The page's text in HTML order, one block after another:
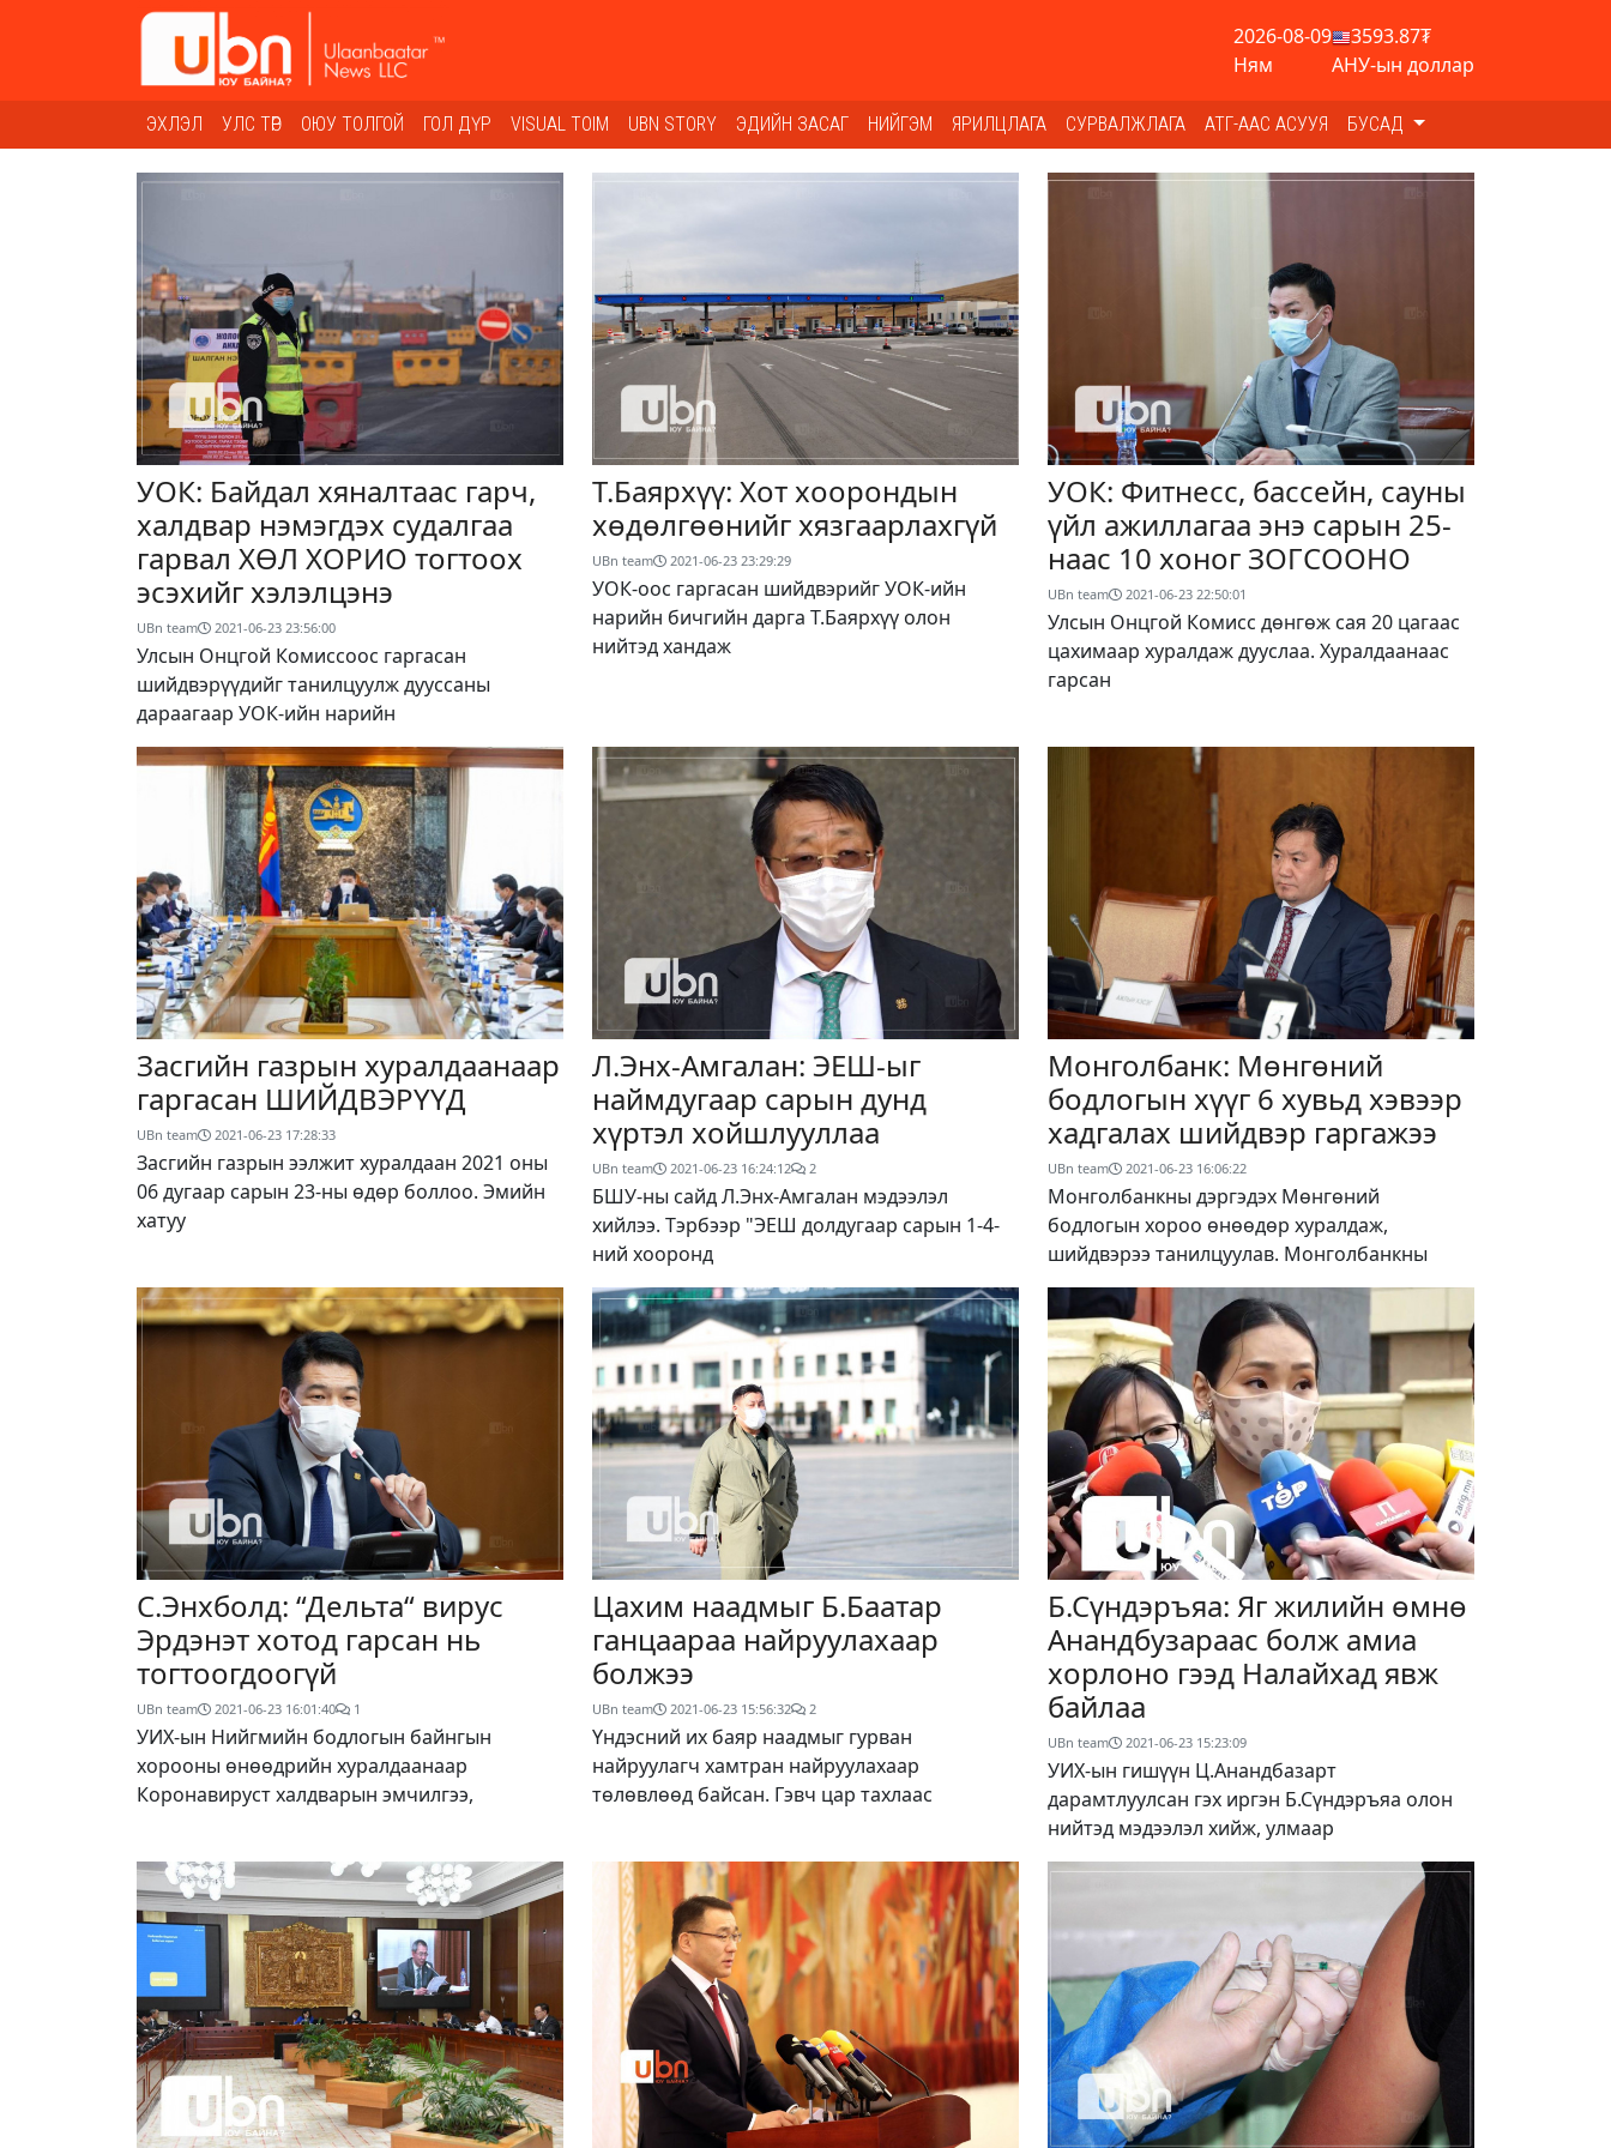
2026-08-09
Ням
3593.87₮
АНУ-ын доллар
ЭХЛЭЛ УЛС ТӨР ОЮУ ТОЛГОЙ ГОЛ ДҮР VISUAL TOIM UBN STORY ЭДИЙН ЗАСАГ НИЙГЭМ ЯРИЛЦЛАГА СУРВАЛЖЛАГА АТГ-ААС АСУУЯ БУСАД
УОК: Байдал хяналтаас гарч,
халдвар нэмэгдэх судалгаа
гарвал ХӨЛ ХОРИО тогтоох
эсэхийг хэлэлцэнэ
UBn team 2021-06-23 23:56:00
Улсын Онцгой Комиссоос гаргасан
шийдвэрүүдийг танилцуулж дууссаны
дараагаар УОК-ийн нарийн
Т.Баярхүү: Хот хоорондын
хөдөлгөөнийг хязгаарлахгүй
UBn team 2021-06-23 23:29:29
УОК-оос гаргасан шийдвэрийг УОК-ийн
нарийн бичгийн дарга Т.Баярхүү олон
нийтэд хандаж
УОК: Фитнесс, бассейн, сауны
үйл ажиллагаа энэ сарын 25-
наас 10 хоног ЗОГСООНО
UBn team 2021-06-23 22:50:01
Улсын Онцгой Комисс дөнгөж сая 20 цагаас
цахимаар хуралдаж дууслаа. Хуралдаанаас
гарсан
Засгийн газрын хуралдаанаар
гаргасан ШИЙДВЭРҮҮД
UBn team 2021-06-23 17:28:33
Засгийн газрын ээлжит хуралдаан 2021 оны
06 дугаар сарын 23-ны өдөр боллоо. Эмийн
хатуу
Л.Энх-Амгалан: ЭЕШ-ыг
наймдугаар сарын дунд
хүртэл хойшлууллаа
UBn team 2021-06-23 16:24:12 2
БШУ-ны сайд Л.Энх-Амгалан мэдээлэл
хийлээ. Тэрбээр "ЭЕШ долдугаар сарын 1-4-
ний хооронд
Монголбанк: Мөнгөний
бодлогын хүүг 6 хувьд хэвээр
хадгалах шийдвэр гаргажээ
UBn team 2021-06-23 16:06:22
Монголбанкны дэргэдэх Мөнгөний
бодлогын хороо өнөөдөр хуралдаж,
шийдвэрээ танилцуулав. Монголбанкны
С.Энхболд: “Дельта“ вирус
Эрдэнэт хотод гарсан нь
тогтоогдоогүй
UBn team 2021-06-23 16:01:40 1
УИХ-ын Нийгмийн бодлогын байнгын
хорооны өнөөдрийн хуралдаанаар
Коронавируст халдварын эмчилгээ,
Цахим наадмыг Б.Баатар
ганцаараа найруулахаар
болжээ
UBn team 2021-06-23 15:56:32 2
Үндэсний их баяр наадмыг гурван
найруулагч хамтран найруулахаар
төлөвлөөд байсан. Гэвч цар тахлаас
Б.Сүндэръяа: Яг жилийн өмнө
Анандбузараас болж амиа
хорлоно гээд Налайхад явж
байлаа
UBn team 2021-06-23 15:23:09
УИХ-ын гишүүн Ц.Анандбазарт
дарамтлуулсан гэх иргэн Б.Сүндэръяа олон
нийтэд мэдээлэл хийж, улмаар